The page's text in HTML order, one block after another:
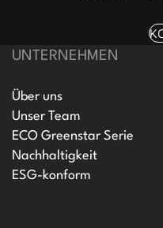
UNTERNEHMEN
Über uns
Unser Team
ECO Greenstar Serie
Nachhaltigkeit
ESG-konform